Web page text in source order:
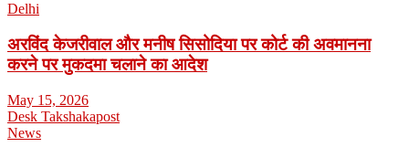
Delhi
अरविंद केजरीवाल और मनीष सिसोदिया पर कोर्ट की अवमानना
करने पर मुकदमा चलाने का आदेश
May 15, 2026
Desk Takshakapost
News